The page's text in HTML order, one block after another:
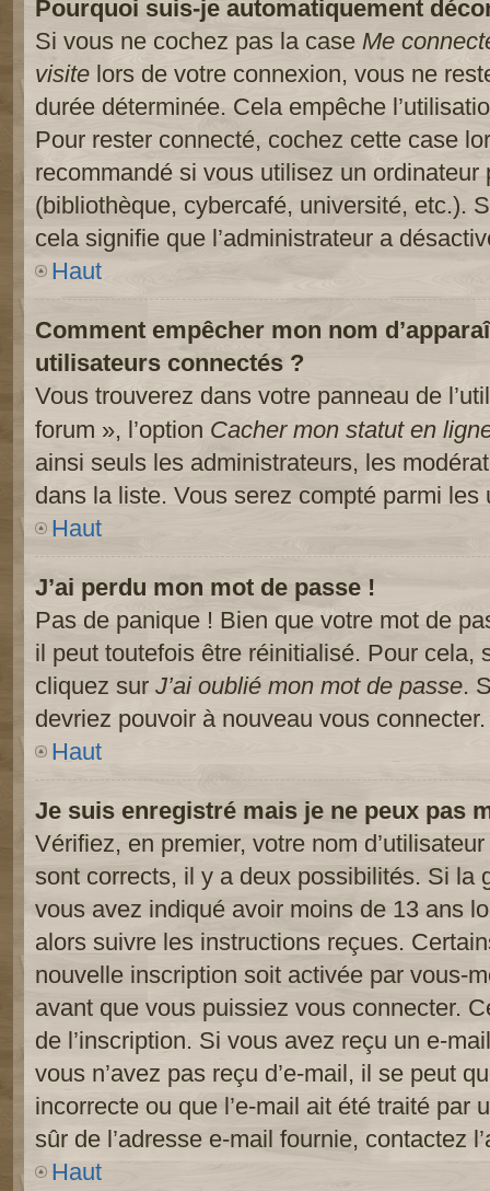
Pourquoi suis-je automatiquement
Si vous ne cochez pas la case Me
visite lors de votre connexion, vous ne
durée déterminée. Cela empêche
Pour rester connecté, cochez cette case
recommandé si vous utilisez un
(bibliothèque, cybercafé, université, etc.).
cela signifie que l’administrateur a
Haut
Comment empêcher mon nom
utilisateurs connectés ?
Vous trouverez dans votre panneau de
forum », l’option Cacher mon statut en
ainsi seuls les administrateurs, les
dans la liste. Vous serez compté parmi
Haut
J’ai perdu mon mot de passe !
Pas de panique ! Bien que votre mot de
il peut toutefois être réinitialisé. Pour cela,
cliquez sur J’ai oublié mon mot de passe.
devriez pouvoir à nouveau vous connecter.
Haut
Je suis enregistré mais je ne peux pas
Vérifiez, en premier, votre nom
sont corrects, il y a deux possibilités. Si la
vous avez indiqué avoir moins de 13 ans
alors suivre les instructions reçues.
nouvelle inscription soit activée par vous-
avant que vous puissiez vous connecter.
de l’inscription. Si vous avez reçu un e-
vous n’avez pas reçu d’e-mail, il se peut
incorrecte ou que l’e-mail ait été traité par
sûr de l’adresse e-mail fournie, contactez
Haut